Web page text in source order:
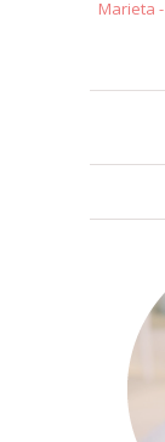
Marieta -